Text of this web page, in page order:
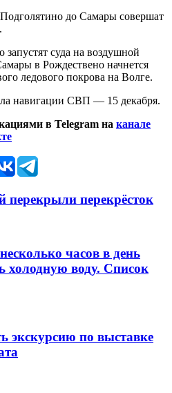
до Самары совершат
запустят суда на воздушной
в Рождествено начнется
ледового покрова на Волге.
навигации СВП — 15 декабря.
в Telegram на канале
перекрыли перекрёсток
часов в день
холодную воду. Список
экскурсию по выставке